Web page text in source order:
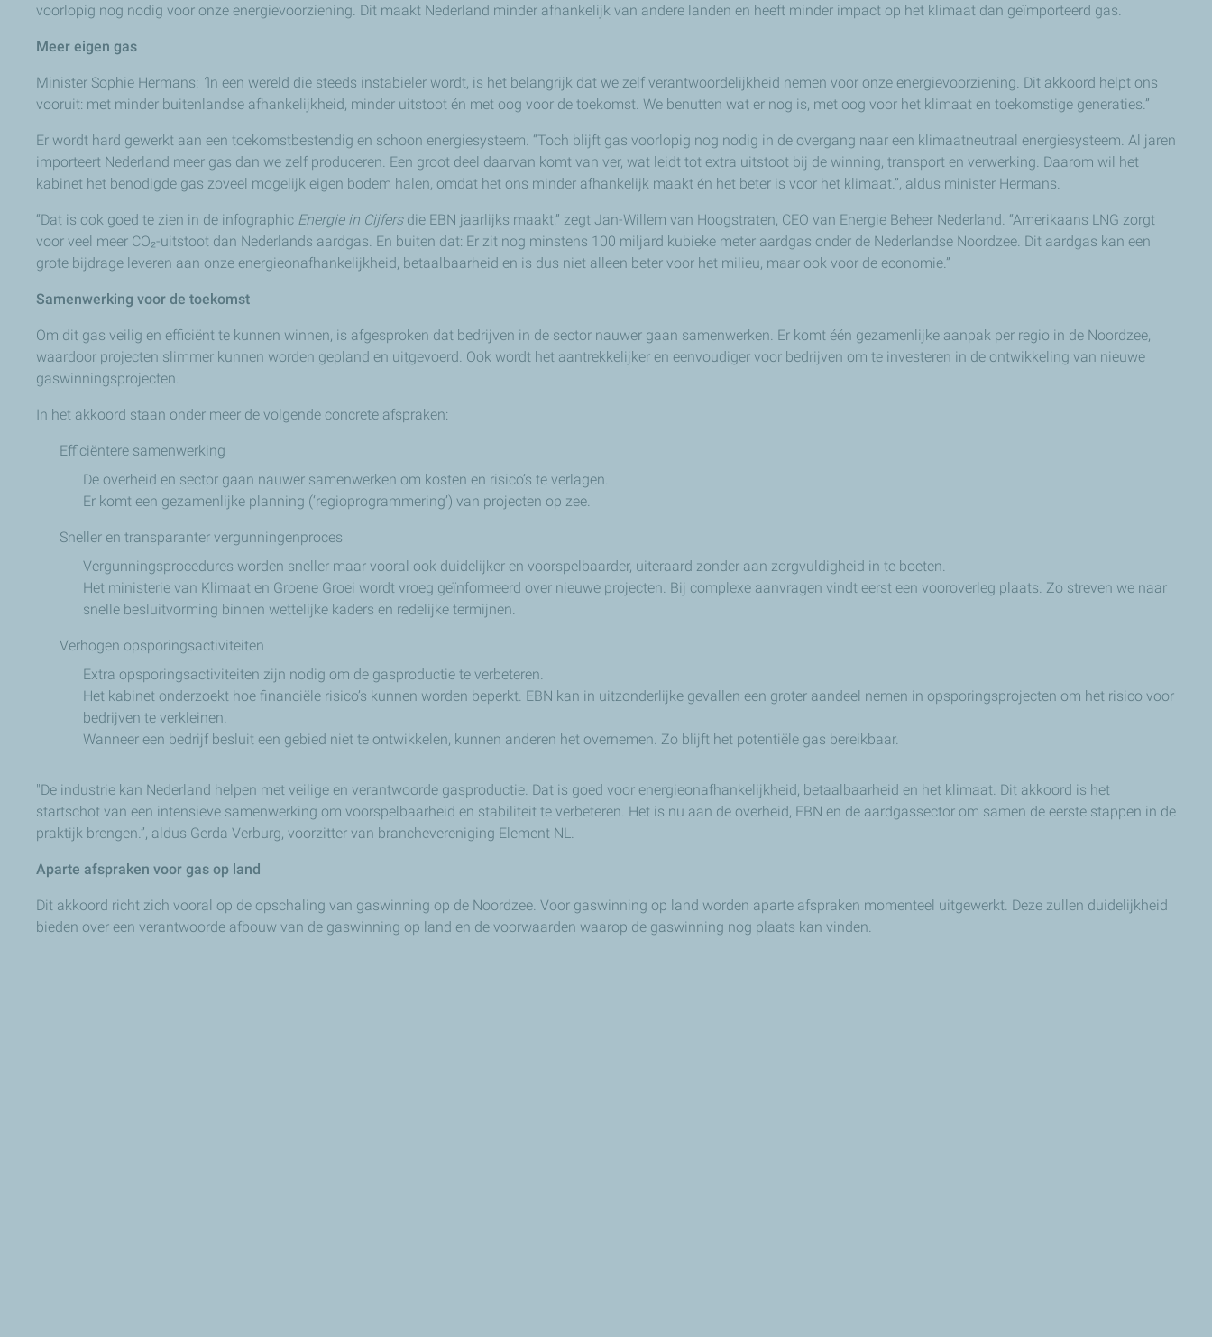
voorlopig nog nodig voor onze energievoorziening. Dit maakt Nederland minder afhankelijk van andere landen en heeft minder impact op het klimaat dan geïmporteerd gas.
Meer eigen gas
Minister Sophie Hermans: “In een wereld die steeds instabieler wordt, is het belangrijk dat we zelf verantwoordelijkheid nemen voor onze energievoorziening. Dit akkoord helpt ons
vooruit: met minder buitenlandse afhankelijkheid, minder uitstoot én met oog voor de toekomst. We benutten wat er nog is, met oog voor het klimaat en toekomstige generaties.”
Er wordt hard gewerkt aan een toekomstbestendig en schoon energiesysteem. “Toch blijft gas voorlopig nog nodig in de overgang naar een klimaatneutraal energiesysteem. Al jaren
importeert Nederland meer gas dan we zelf produceren. Een groot deel daarvan komt van ver, wat leidt tot extra uitstoot bij de winning, transport en verwerking. Daarom wil het
kabinet het benodigde gas zoveel mogelijk eigen bodem halen, omdat het ons minder afhankelijk maakt én het beter is voor het klimaat.”, aldus minister Hermans.
“Dat is ook goed te zien in de infographic Energie in Cijfersdie EBN jaarlijks maakt,” zegt Jan-Willem van Hoogstraten, CEO van Energie Beheer Nederland. “Amerikaans LNG zorgt
voor veel meer CO₂-uitstoot dan Nederlands aardgas. En buiten dat: Er zit nog minstens 100 miljard kubieke meter aardgas onder de Nederlandse Noordzee. Dit aardgas kan een
grote bijdrage leveren aan onze energieonafhankelijkheid, betaalbaarheid en is dus niet alleen beter voor het milieu, maar ook voor de economie.”
Samenwerking voor de toekomst
Om dit gas veilig en efficiënt te kunnen winnen, is afgesproken dat bedrijven in de sector nauwer gaan samenwerken. Er komt één gezamenlijke aanpak per regio in de Noordzee,
waardoor projecten slimmer kunnen worden gepland en uitgevoerd. Ook wordt het aantrekkelijker en eenvoudiger voor bedrijven om te investeren in de ontwikkeling van nieuwe
gaswinningsprojecten.
In het akkoord staan onder meer de volgende concrete afspraken:
Efficiëntere samenwerking
De overheid en sector gaan nauwer samenwerken om kosten en risico’s te verlagen.
Er komt een gezamenlijke planning (‘regioprogrammering’) van projecten op zee.
Sneller en transparanter vergunningenproces
Vergunningsprocedures worden sneller maar vooral ook duidelijker en voorspelbaarder, uiteraard zonder aan zorgvuldigheid in te boeten.
Het ministerie van Klimaat en Groene Groei wordt vroeg geïnformeerd over nieuwe projecten. Bij complexe aanvragen vindt eerst een vooroverleg plaats. Zo streven we naar
snelle besluitvorming binnen wettelijke kaders en redelijke termijnen.
Verhogen opsporingsactiviteiten
Extra opsporingsactiviteiten zijn nodig om de gasproductie te verbeteren.
Het kabinet onderzoekt hoe financiële risico’s kunnen worden beperkt. EBN kan in uitzonderlijke gevallen een groter aandeel nemen in opsporingsprojecten om het risico voor
bedrijven te verkleinen.
Wanneer een bedrijf besluit een gebied niet te ontwikkelen, kunnen anderen het overnemen. Zo blijft het potentiële gas bereikbaar.
"De industrie kan Nederland helpen met veilige en verantwoorde gasproductie. Dat is goed voor energieonafhankelijkheid, betaalbaarheid en het klimaat. Dit akkoord is het
startschot van een intensieve samenwerking om voorspelbaarheid en stabiliteit te verbeteren. Het is nu aan de overheid, EBN en de aardgassector om samen de eerste stappen in de
praktijk brengen.”, aldus Gerda Verburg, voorzitter van branchevereniging Element NL.
Aparte afspraken voor gas op land
Dit akkoord richt zich vooral op de opschaling van gaswinning op de Noordzee. Voor gaswinning op land worden aparte afspraken momenteel uitgewerkt. Deze zullen duidelijkheid
bieden over een verantwoorde afbouw van de gaswinning op land en de voorwaarden waarop de gaswinning nog plaats kan vinden.